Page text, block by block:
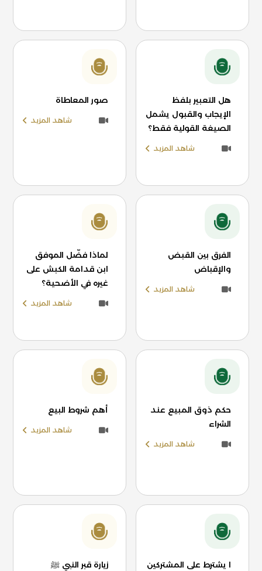
هل التعبير بلفظ
الإيجاب والقبول يشمل
الصيغة القولية فقط؟
شاهد المزيد
صور المعاطاة
شاهد المزيد
الفرق بين القبض
والإقباض
شاهد المزيد
لماذا فضّل الموفق
ابن قدامة الكبش على
غيره في الأضحية؟
شاهد المزيد
حكم ذوق المبيع عند
الشراء
شاهد المزيد
أهم شروط البيع
شاهد المزيد
ا يشترط على المشتركين
زيارة قبر النبي ﷺ